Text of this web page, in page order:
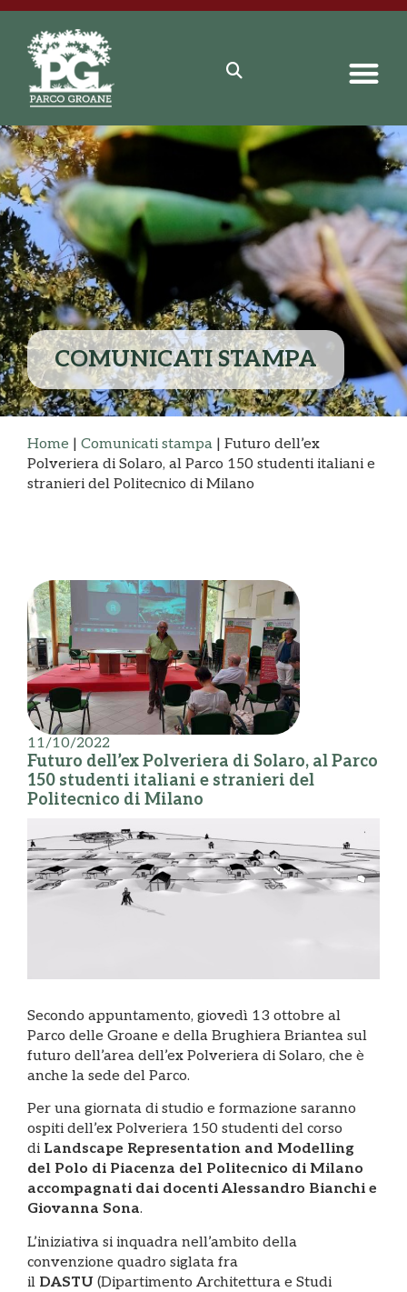
COMUNICATI STAMPA
Home | Comunicati stampa | Futuro dell’ex
Polveriera di Solaro, al Parco 150 studenti italiani e
stranieri del Politecnico di Milano
11/10/2022
Futuro dell’ex Polveriera di Solaro, al Parco
150 studenti italiani e stranieri del
Politecnico di Milano
Secondo appuntamento, giovedì 13 ottobre al
Parco delle Groane e della Brughiera Briantea sul
futuro dell’area dell’ex Polveriera di Solaro, che è
anche la sede del Parco.
Per una giornata di studio e formazione saranno
ospiti dell’ex Polveriera 150 studenti del corso
di Landscape Representation and Modelling
del Polo di Piacenza del Politecnico di Milano
accompagnati dai docenti Alessandro Bianchi e
Giovanna Sona.
L’iniziativa si inquadra nell’ambito della
convenzione quadro siglata fra
il DASTU (Dipartimento Architettura e Studi